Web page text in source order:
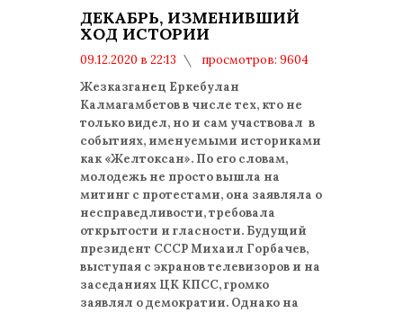
ДЕКАБРЬ, ИЗМЕНИВШИЙ
ХОД ИСТОРИИ
09.12.2020 в 22:13
просмотров: 9604
Жезказганец Еркебулан
Калмагамбетов в числе тех, кто не
только видел, но и сам участвовал в
событиях, именуемыми историками
как «Желтоксан». По его словам,
молодежь не просто вышла на
митинг с протестами, она заявляла о
несправедливости, требовала
открытости и гласности. Будущий
президент СССР Михаил Горбачев,
выступая с экранов телевизоров и на
заседаниях ЦК КПСС, громко
заявлял о демократии. Однако на